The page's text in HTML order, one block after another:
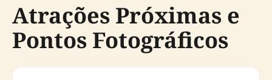
Atrações Próximas e
Pontos Fotográficos